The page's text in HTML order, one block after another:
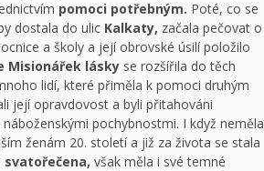
pomoci potřebným. Poté, co se
dostala do ulic Kalkaty, začala pečovat o
a školy a její obrovské úsilí položilo
Misionářek lásky se rozšířila do těch
lidí, které přiměla k pomoci druhým
její opravdovost a byli přitahováni
pochybnostmi. I když neměla
ženám 20. století a již za života se stala
svatořečena, však měla i své temné